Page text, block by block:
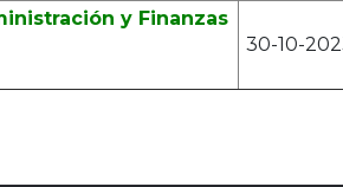
y Finanzas
30-10-